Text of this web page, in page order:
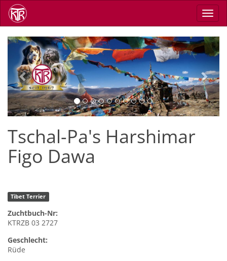
Skip
main
Previous Next
Tschal-Pa's Harshimar
Figo Dawa
Tibet Terrier
Zuchtbuch-Nr:
KTRZB 03 2727
Geschlecht:
Rüde